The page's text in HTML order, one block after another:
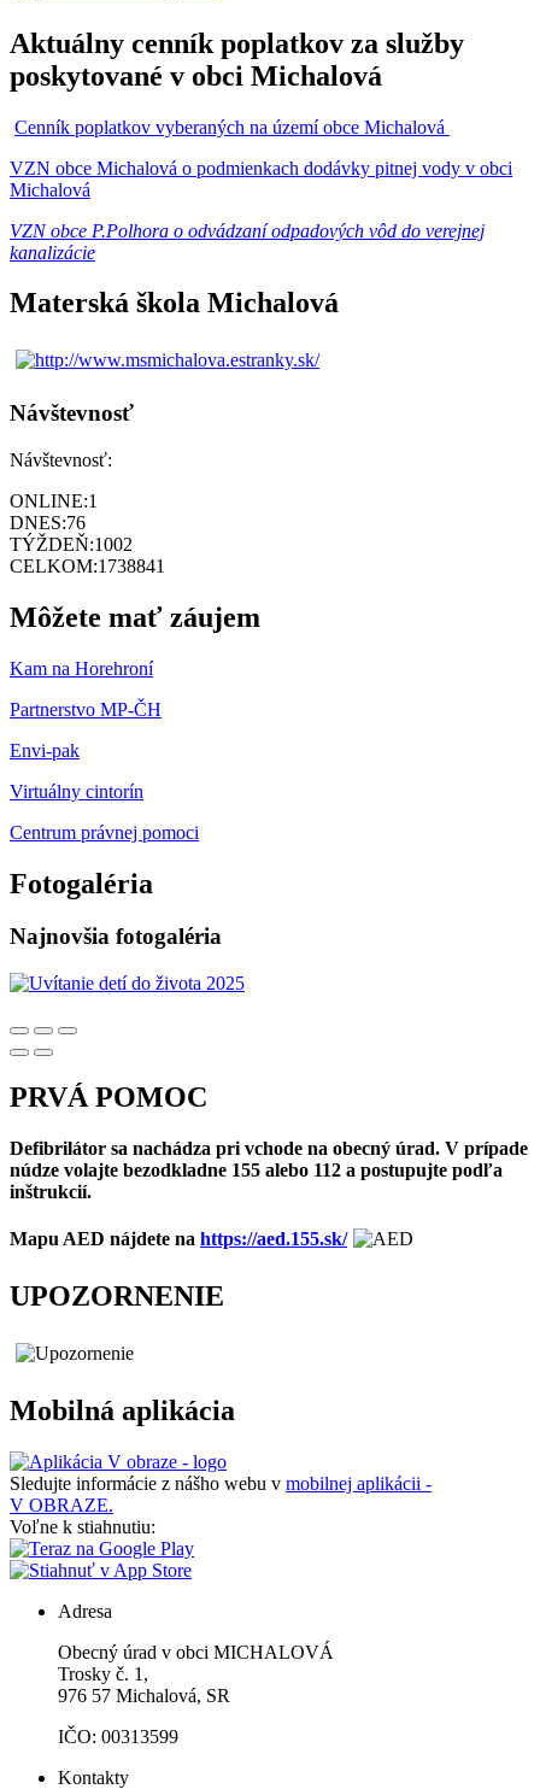
Aktuálny cenník poplatkov za služby
poskytované v obci Michalová
Cenník poplatkov vyberaných na území obce Michalová
VZN obce Michalová o podmienkach dodávky pitnej vody v obci
Michalová
VZN obce P.Polhora o odvádzaní odpadových vôd do verejnej
kanalizácie
Materská škola Michalová
Návštevnosť
Návštevnosť:
ONLINE:1
DNES:76
TÝŽDEŇ:1002
CELKOM:1738841
Môžete mať záujem
Kam na Horehroní
Partnerstvo MP-ČH
Envi-pak
Virtuálny cintorín
Centrum právnej pomoci
Fotogaléria
Najnovšia fotogaléria
PRVÁ POMOC
Defibrilátor sa nachádza pri vchode na obecný úrad. V prípade
núdze volajte bezodkladne 155 alebo 112 a postupujte podľa
inštrukcií.
Mapu AED nájdete na https://aed.155.sk/
UPOZORNENIE
Mobilná aplikácia
Sledujte informácie z nášho webu v mobilnej aplikácii -
V OBRAZE.
Voľne k stiahnutiu:
Adresa
Obecný úrad v obci MICHALOVÁ
Trosky č. 1,
976 57 Michalová, SR
IČO: 00313599
Kontakty